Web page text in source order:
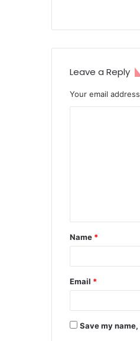
Leave a Reply
Your email
t
*
Name *
Email *
Save my